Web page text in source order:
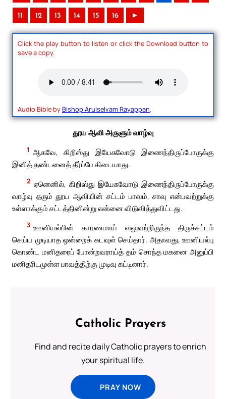
11 12 13 14 15 16 ►
Click the play button to listen or click the Download button to
save a copy.
Audio Bible byBishop Arulselvam Rayappan.
தூய ஆவி அருளும் வாழ்வு
1 ஆகவே, கிறிஸ்து இயேசுவோடு இணைந்திருப்போருக்கு
இனித் தண்டனைத் தீர்ப்பே கிடையாது.
2 ஏனெனில், கிறிஸ்து இயேசுவோடு இணைந்திருப்போருக்கு
வாழ்வு தரும் தூய ஆவியின் சட்டம் பாவம், சாவு என்பவற்றுக்கு
உள்ளாக்கும் சட்டத்தினின்று என்னை விடுவித்துவிட்டது.
3 ஊனியல்பின் காரணமாய் வலுவற்றிருந்த திருச்சட்டம்
செய்ய முடியாத ஒன்றைக் கடவுள் செய்தார். அதாவது, ஊனியல்பு
கொண்ட மனிதரைப் போன்றவராய்த் தம் சொந்த மகனை அனுப்பி
மனிதரிடமுள்ள பாவத்திற்கு முடிவு கட்டினார்.
Catholic Prayers
Find and recite daily Catholic prayers to enrich
your spiritual life.
PRAY NOW